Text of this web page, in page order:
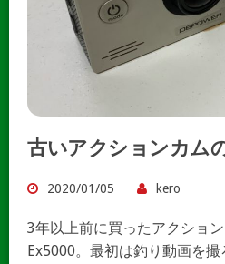
古いアクションカム
2020/01/05 kero
3年以上前に買ったアクション
Ex5000。最初は釣り動画を